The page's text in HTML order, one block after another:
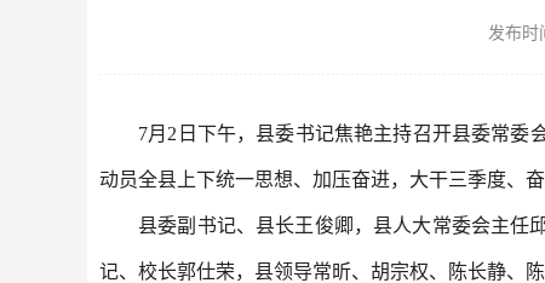
发布时
7月2日下午，县委书记焦艳主持召开县委常委
动员全县上下统一思想、加压奋进，大干三季度、
县委副书记、县长王俊卿，县人大常委会主任
记、校长郭仕荣，县领导常昕、胡宗权、陈长静、